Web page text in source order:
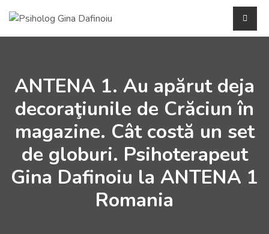
ANTENA 1. Au apărut deja
decoraţiunile de Crăciun în
magazine. Cât costă un set
de globuri. Psihoterapeut
Gina Dafinoiu la ANTENA 1
Romania